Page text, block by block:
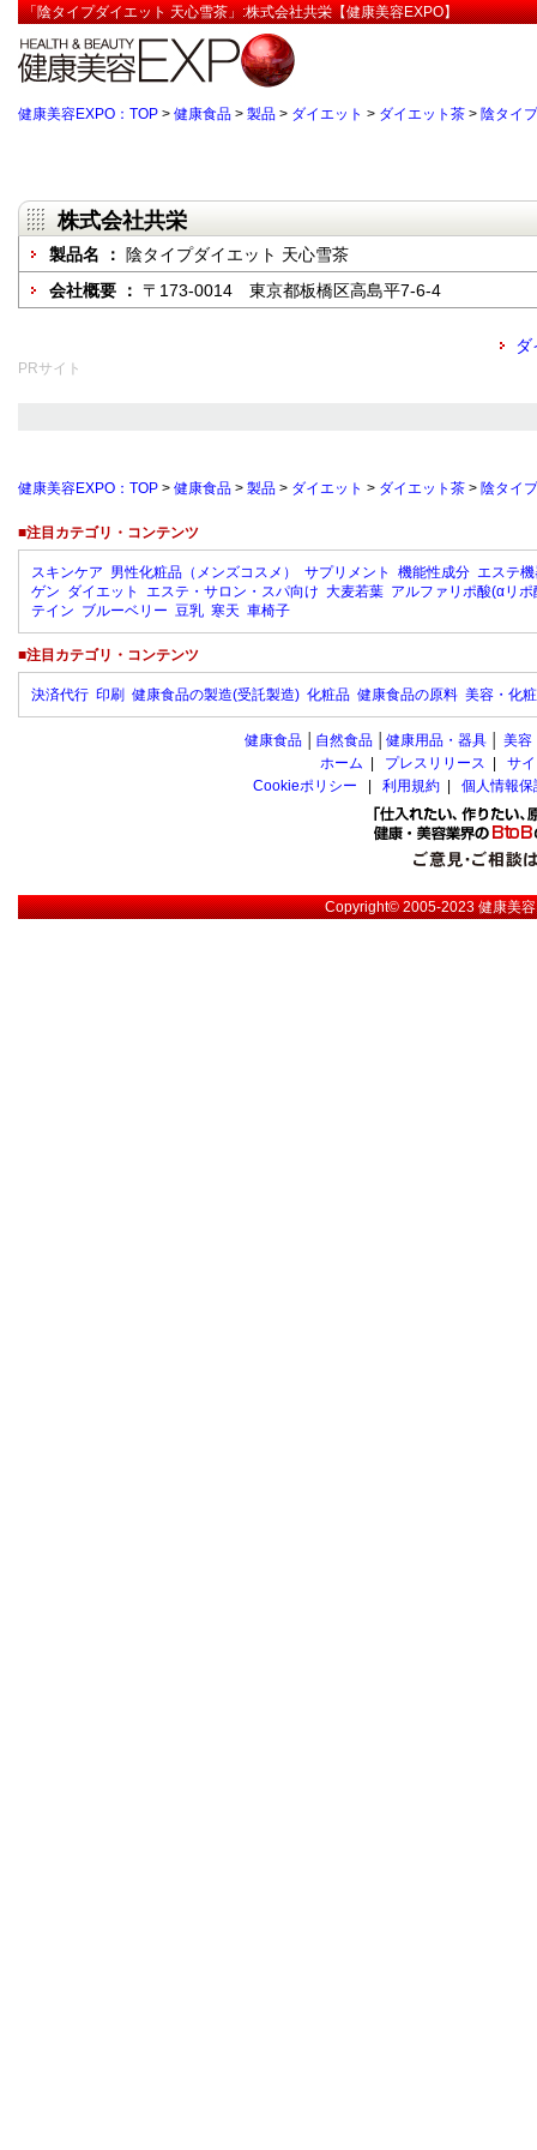
「陰タイプダイエット 天心雪茶」:株式会社共栄【健康美容EXPO】
健康美容EXPO：TOP > 健康食品 > 製品 > ダイエット > ダイエット茶 > 陰タイ
株式会社共栄
製品名 ： 陰タイプダイエット 天心雪茶
会社概要 ： 〒173-0014 東京都板橋区高島平7-6-4
PRサイト
健康美容EXPO：TOP > 健康食品 > 製品 > ダイエット > ダイエット茶 > 陰タイ
■注目カテゴリ・コンテンツ
スキンケア 男性化粧品（メンズコスメ） サプリメント 機能性成分 エステ
ゲン ダイエット エステ・サロン・スパ向け 大麦若葉 アルファリポ酸(αリポ
テイン ブルーベリー 豆乳 寒天 車椅子
■注目カテゴリ・コンテンツ
決済代行 印刷 健康食品の製造(受託製造) 化粧品 健康食品の原料 美容・化
健康食品 自然食品 健康用品・器具 美容
ホーム
プレスリリース
サ
Cookieポリシー
利用規約 個人情報
Copyright© 2005-2023健康美